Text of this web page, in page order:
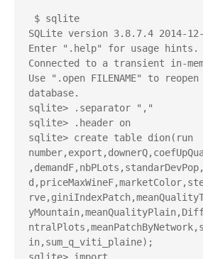
$ sqlite
SQLite version 3.8.7.4 2014-
Enter ".help" for usage hints.
Connected to a transient in-
Use ".open FILENAME" to
database.
sqlite> .separator ","
sqlite> .header on
sqlite> create table dion(run
in,sum_q_viti_plaine);